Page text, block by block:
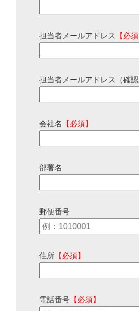
担当者メールアドレス 【必須
担当者メールアドレス（確認
会社名 【必須】
部署名
郵便番号
住所 【必須】
電話番号 【必須】